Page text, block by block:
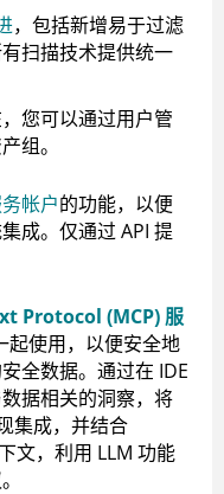
，包括新增易于过滤
扫描技术提供统一
您可以通过用户管
组。
帐户的功能，以便
成。仅通过 API 提
Protocol (MCP) 服
起使用，以便安全地
全数据。通过在 IDE
据相关的洞察，将
集成，并结合
文，利用 LLM 功能